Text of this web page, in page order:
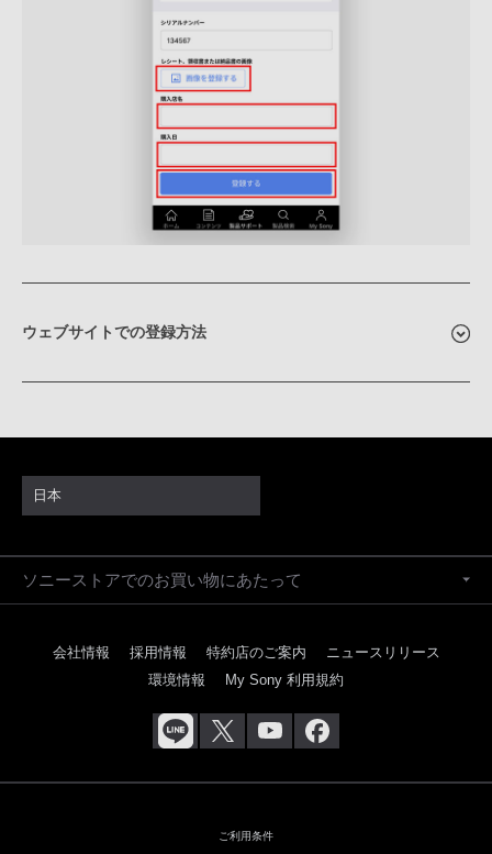
ウェブサイトでの登録方法
日本
ソニーストアでのお買い物にあたって
会社情報 採用情報 特約店のご案内
ニュースリリース
環境情報
My Sony 利用規約
ご利用条件